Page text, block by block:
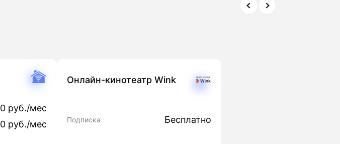
руб./мес
руб./мес
Онлайн-кинотеатр Wink
Подписка Бесплатно